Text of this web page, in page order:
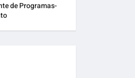
de Programas-